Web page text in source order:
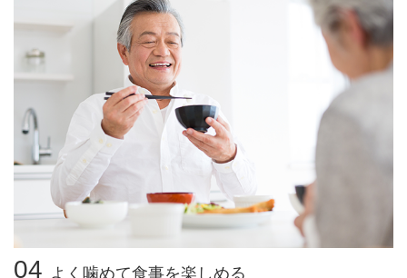
04 よく噛めて食事を楽しめる